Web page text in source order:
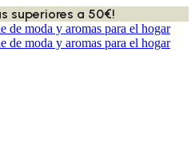
superiores a 50€!